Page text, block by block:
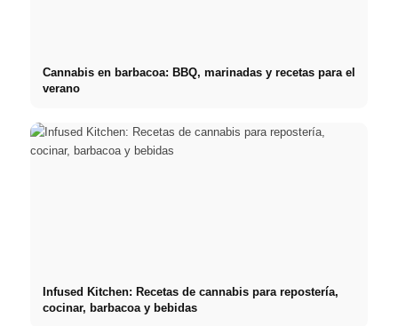
Cannabis en barbacoa: BBQ, marinadas y recetas para el
verano
Infused Kitchen: Recetas de cannabis para repostería,
cocinar, barbacoa y bebidas